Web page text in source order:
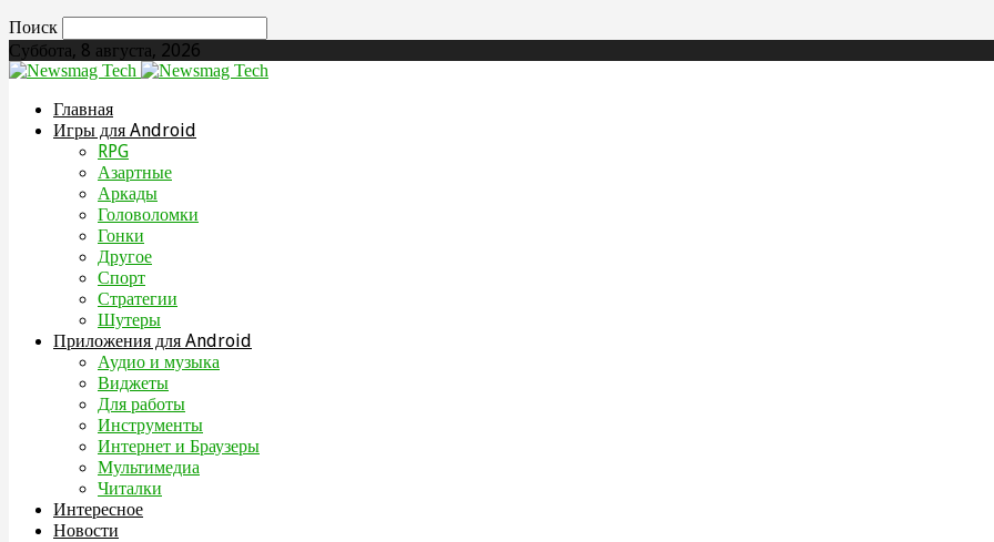
Поиск
Суббота, 8 августа, 2026
Главная
Игры для Android
RPG
Азартные
Аркады
Головоломки
Гонки
Другое
Спорт
Стратегии
Шутеры
Приложения для Android
Аудио и музыка
Виджеты
Для работы
Инструменты
Интернет и Браузеры
Мультимедиа
Читалки
Интересное
Новости